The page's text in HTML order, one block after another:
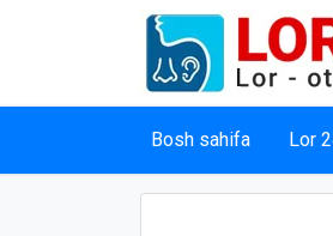
Bosh sahifa Lor